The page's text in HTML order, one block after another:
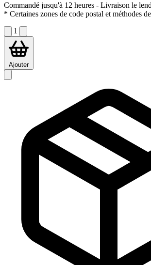
Commandé jusqu'à 12 heures - Livraison le
* Certaines zones de code postal et méthodes
1
Ajouter